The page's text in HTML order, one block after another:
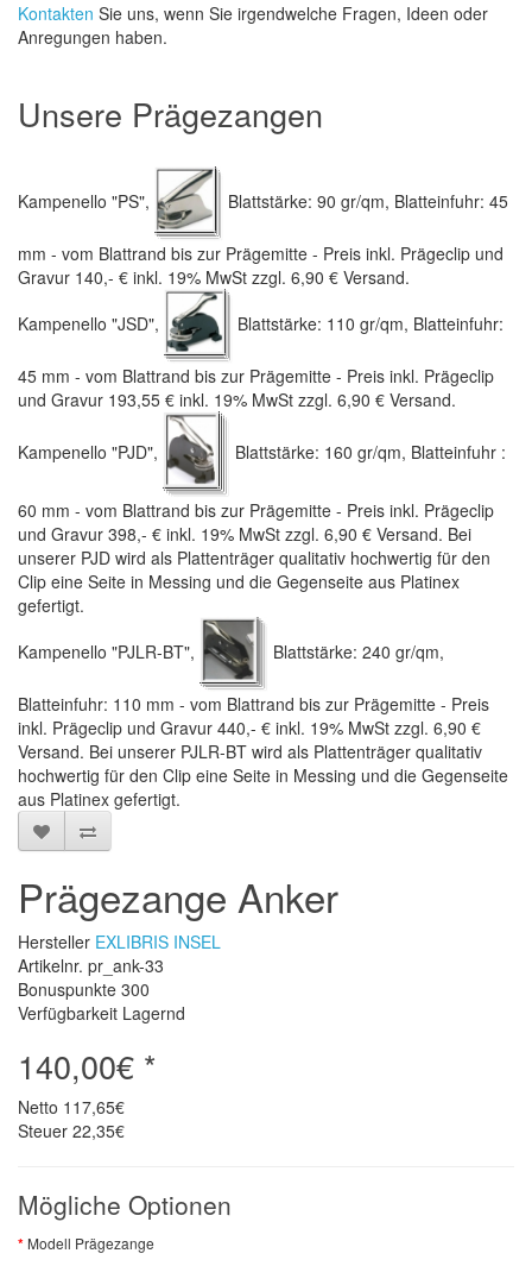
Kontakten Sie uns, wenn Sie irgendwelche Fragen, Ideen oder
Anregungen haben.
Unsere Prägezangen
Kampenello "PS", Blattstärke: 90 gr/qm, Blatteinfuhr: 45
mm - vom Blattrand bis zur Prägemitte - Preis inkl. Prägeclip und
Gravur 140,- € inkl. 19% MwSt zzgl. 6,90 € Versand.
Kampenello "JSD",
Blattstärke: 110 gr/qm, Blatteinfuhr:
45 mm - vom Blattrand bis zur Prägemitte - Preis inkl. Prägeclip
und Gravur 193,55 € inkl. 19% MwSt zzgl. 6,90 € Versand.
Kampenello "PJD", Blattstärke: 160 gr/qm, Blatteinfuhr :
60 mm - vom Blattrand bis zur Prägemitte - Preis inkl. Prägeclip
und Gravur 398,- € inkl. 19% MwSt zzgl. 6,90 € Versand. Bei
unserer PJD wird als Plattenträger qualitativ hochwertig für den
Clip eine Seite in Messing und die Gegenseite aus Platinex
gefertigt.
Kampenello "PJLR-BT",
Blattstärke: 240 gr/qm,
Blatteinfuhr: 110 mm - vom Blattrand bis zur Prägemitte - Preis
inkl. Prägeclip und Gravur 440,- € inkl. 19% MwSt zzgl. 6,90 €
Versand. Bei unserer PJLR-BT wird als Plattenträger qualitativ
hochwertig für den Clip eine Seite in Messing und die Gegenseite
aus Platinex gefertigt.
Prägezange Anker
Hersteller EXLIBRIS INSEL
Artikelnr. pr_ank-33
Bonuspunkte 300
Verfügbarkeit Lagernd
140,00€ *
Netto 117,65€
Steuer 22,35€
Mögliche Optionen
Modell Prägezange